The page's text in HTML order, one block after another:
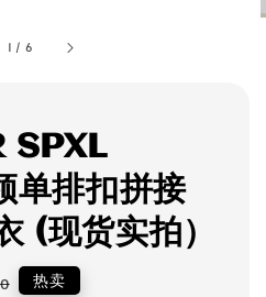
1 / 6
SPXL
排扣拼接
(现货实拍）
热卖